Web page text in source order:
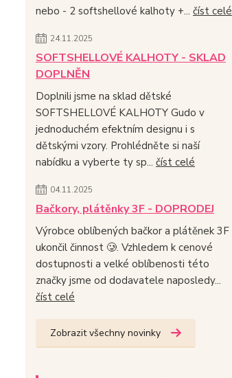
nebo - 2 softshellové kalhoty +... číst celé
24.11.2025
SOFTSHELLOVÉ KALHOTY - SKLAD
DOPLNĚN
Doplnili jsme na sklad dětské
SOFTSHELLOVÉ KALHOTY Gudo v
jednoduchém efektním designu i s
dětskými vzory. Prohlédněte si naší
nabídku a vyberte ty sp... číst celé
04.11.2025
Bačkory, plátěnky 3F - DOPRODEJ
Výrobce oblíbených bačkor a plátěnek 3F
ukončil činnost 🥲. Vzhledem k cenové
dostupnosti a velké oblíbenosti této
značky jsme od dodavatele naposledy...
číst celé
Zobrazit všechny novinky